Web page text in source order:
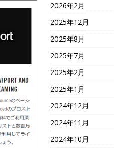
2026年2月
2025年12月
2025年8月
2025年7月
2025年2月
2025年1月
2024年12月
2024年11月
2024年10月